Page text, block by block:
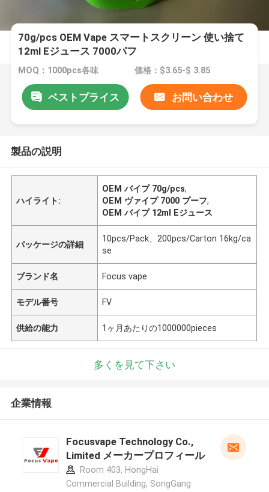
70g/pcs OEM Vape スマートスクリーン 使い捨て
12ml Eジュース 7000パフ
MOQ：1000pcs各味 価格：$3.65-$ 3.85
ベストプライス お問い合わせ
製品の説明
ハイライト:
OEM バイプ 70g/pcs,
OEM ヴァイプ 7000 プーフ,
OEM バイプ 12ml Eジュース
パッケージの詳細
10pcs/Pack、200pcs/Carton 16kg/ca
se
ブランド名 Focus vape
モデル番号 FV
供給の能力 1ヶ月あたりの1000000pieces
多くを見て下さい
企業情報
Focusvape Technology Co.,
Limited メーカープロフィール
Room 403, HongHai
Commercial Building, SongGang